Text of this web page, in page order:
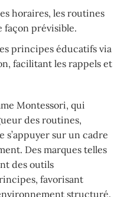
horaires, les routines
façon prévisible.
principes éducatifs via
facilitant les rappels et
Montessori, qui
des routines,
s’appuyer sur un cadre
Des marques telles
des outils
favorisant
structuré.